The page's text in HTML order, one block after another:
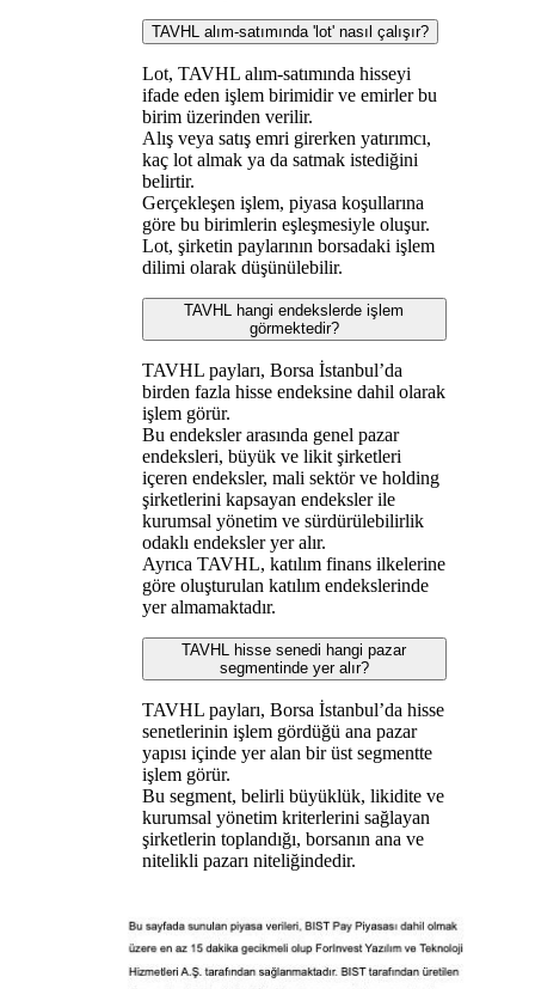
TAVHL alım-satımında 'lot' nasıl çalışır?
Lot, TAVHL alım-satımında hisseyi
ifade eden işlem birimidir ve emirler bu
birim üzerinden verilir.
Alış veya satış emri girerken yatırımcı,
kaç lot almak ya da satmak istediğini
belirtir.
Gerçekleşen işlem, piyasa koşullarına
göre bu birimlerin eşleşmesiyle oluşur.
Lot, şirketin paylarının borsadaki işlem
dilimi olarak düşünülebilir.
TAVHL hangi endekslerde işlem
görmektedir?
TAVHL payları, Borsa İstanbul’da
birden fazla hisse endeksine dahil olarak
işlem görür.
Bu endeksler arasında genel pazar
endeksleri, büyük ve likit şirketleri
içeren endeksler, mali sektör ve holding
şirketlerini kapsayan endeksler ile
kurumsal yönetim ve sürdürülebilirlik
odaklı endeksler yer alır.
Ayrıca TAVHL, katılım finans ilkelerine
göre oluşturulan katılım endekslerinde
yer almamaktadır.
TAVHL hisse senedi hangi pazar
segmentinde yer alır?
TAVHL payları, Borsa İstanbul’da hisse
senetlerinin işlem gördüğü ana pazar
yapısı içinde yer alan bir üst segmentte
işlem görür.
Bu segment, belirli büyüklük, likidite ve
kurumsal yönetim kriterlerini sağlayan
şirketlerin toplandığı, borsanın ana ve
nitelikli pazarı niteliğindedir.